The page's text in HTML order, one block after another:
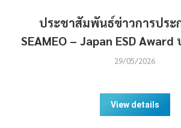
ประชาสัมพันธ์ข่าวการประ
SEAMEO – Japan ESD
29/05/2026
View details